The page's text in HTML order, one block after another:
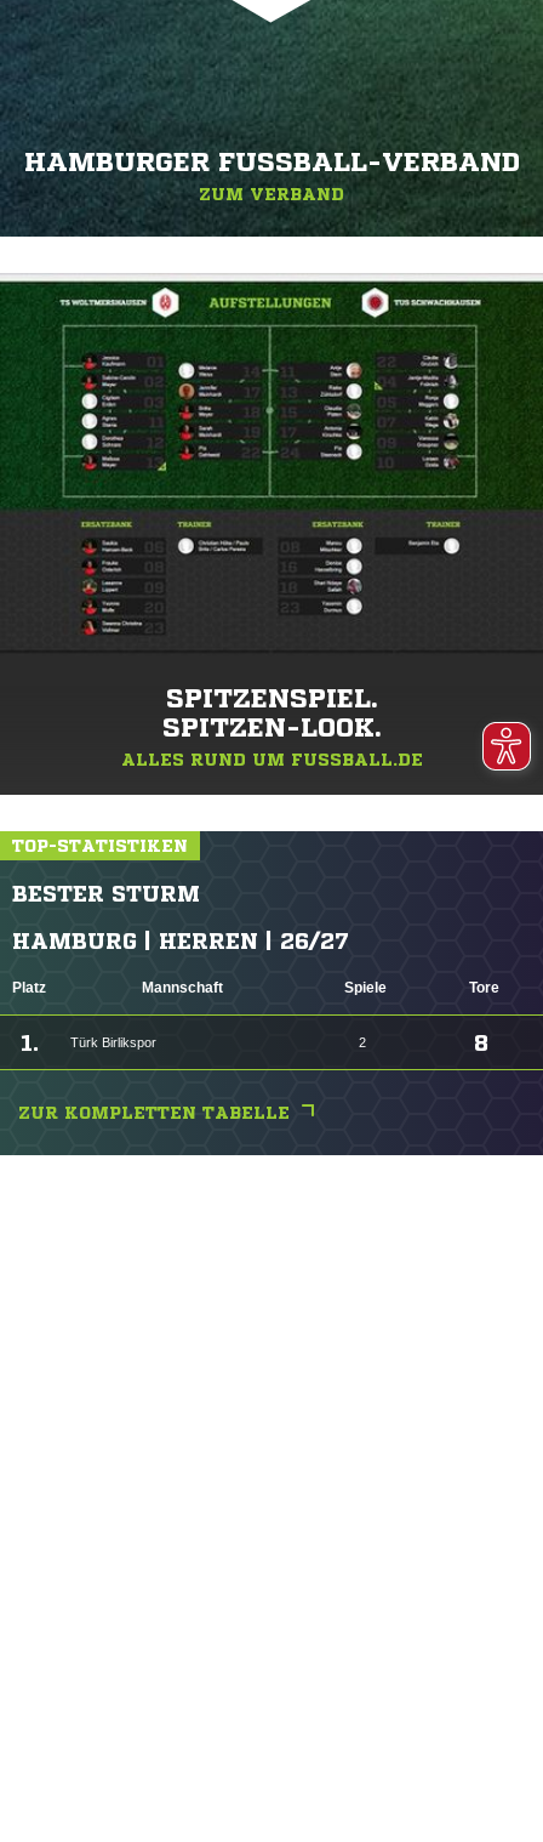
HAMBURGER FUSSBALL-VERBAND
ZUM VERBAND
SPITZENSPIEL.
SPITZEN-LOOK.
ALLES RUND UM FUSSBALL.DE
TOP-STATISTIKEN
BESTER STURM
HAMBURG | HERREN | 26/27
Platz Mannschaft Spiele Tore
1. Türk Birlikspor 2 8
ZUR KOMPLETTEN TABELLE